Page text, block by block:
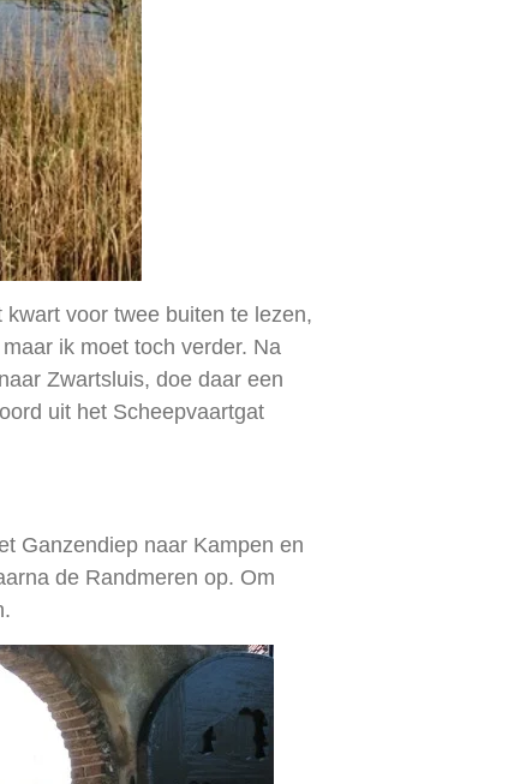
voor twee buiten te lezen,
ik moet toch verder. Na
Zwartsluis, doe daar een
uit het Scheepvaartgat
Ganzendiep naar Kampen en
de Randmeren op. Om